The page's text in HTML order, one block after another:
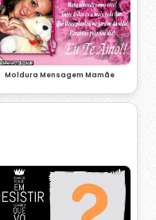
Moldura Mensagem Mamãe